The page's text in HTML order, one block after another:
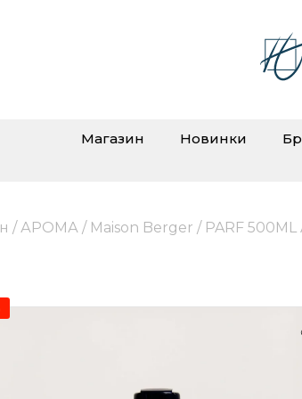
Магазин Новинки
/ АРОМА/ Maison Berger / PARF 500ML